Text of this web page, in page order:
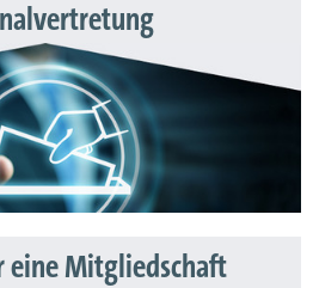
eine Mitgliedschaft